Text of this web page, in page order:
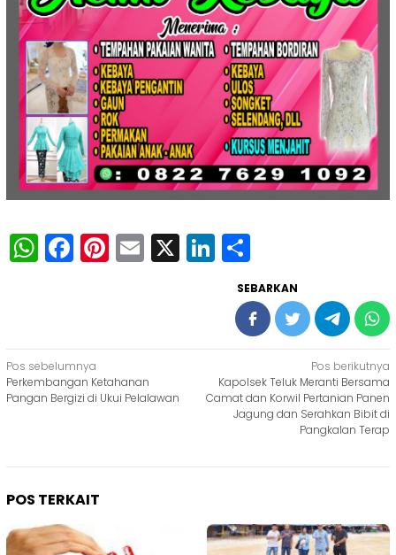
WhatsApp
Facebook
Pinterest
Email
X LinkedIn
SEBARKAN
Navigasi
pos
Pos sebelumnya
Perkembangan Ketahanan
Pangan Bergizi di Ukui Pelalawan
Pos berikutnya
Kapolsek Teluk Meranti Bersama
Camat dan Korwil Pertanian Panen
Jagung dan Serahkan Bibit di
Pangkalan Terap
POS TERKAIT